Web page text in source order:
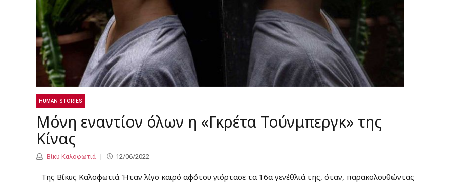
HUMAN STORIES
Μόνη εναντίον όλων η «Γκρέτα Τούνμπεργκ» της
Κίνας
Βίκυ Καλοφωτιά 12/06/2022
Της Βίκυς Καλοφωτιά Ήταν λίγο καιρό αφότου γιόρτασε τα 16α γενέθλιά της, όταν, παρακολουθώντας